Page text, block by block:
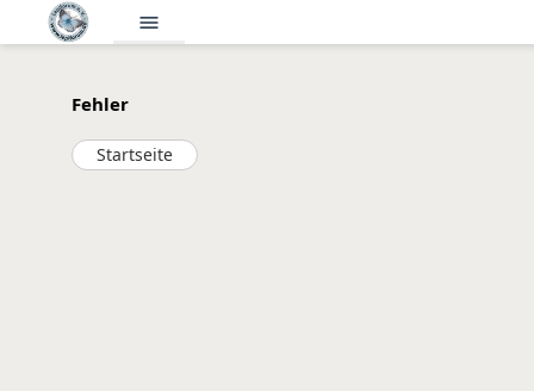
menu
Fehler
Startseite